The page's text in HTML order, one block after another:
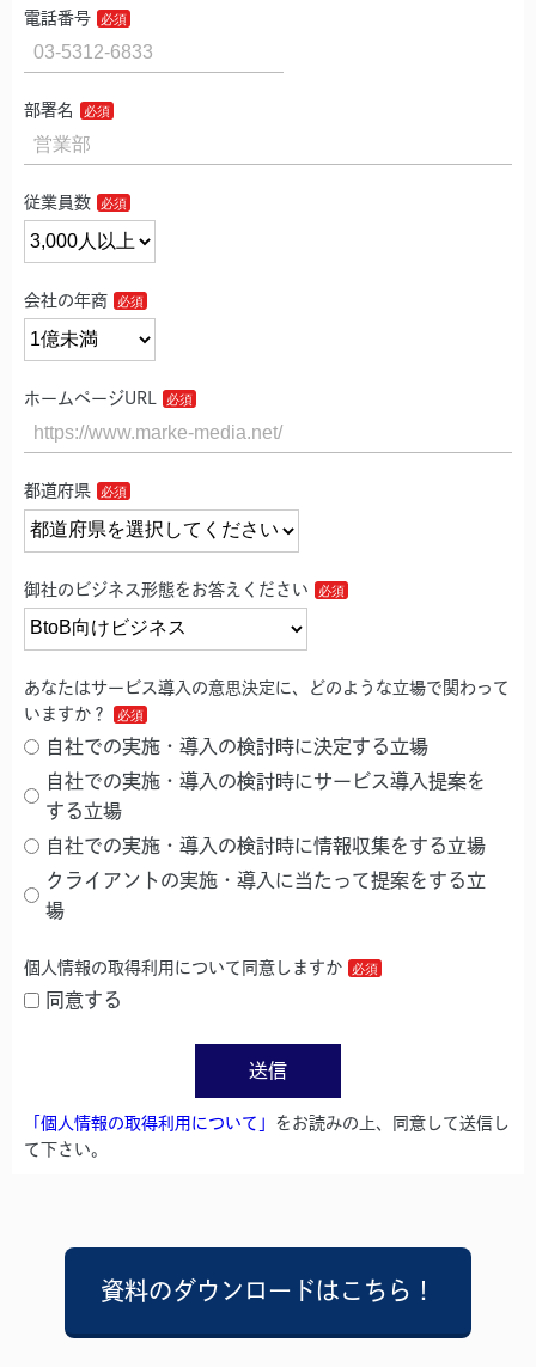
電話番号
部署名
従業員数
会社の年商
ホームページURL
都道府県
御社のビジネス形態をお答えください
あなたはサービス導入の意思決定に、どのような立場で関わって
いますか？
自社での実施・導入の検討時に決定する立場
自社での実施・導入の検討時にサービス導入提案を
する立場
自社での実施・導入の検討時に情報収集をする立場
クライアントの実施・導入に当たって提案をする立
場
個人情報の取得利用について同意しますか
同意する
送信
「個人情報の取得利用について」 をお読みの上、同意して送信し
て下さい。
資料のダウンロードはこちら！